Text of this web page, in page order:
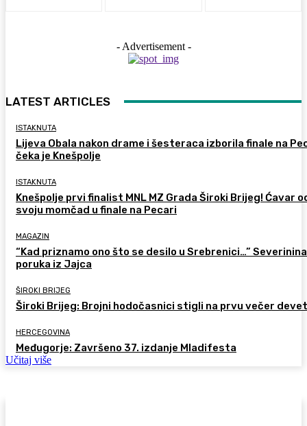
- Advertisement -
LATEST ARTICLES
ISTAKNUTA
Lijeva Obala nakon drame i šesteraca izborila finale na
čeka je Knešpolje
ISTAKNUTA
Knešpolje prvi finalist MNL MZ Grada Široki Brijeg! Ćavar
svoju momčad u finale na Pecari
MAGAZIN
“Kad priznamo ono što se desilo u Srebrenici…” Severinina
poruka iz Jajca
ŠIROKI BRIJEG
Široki Brijeg: Brojni hodočasnici stigli na prvu večer
HERCEGOVINA
Međugorje: Završeno 37. izdanje Mladifesta
Učitaj više